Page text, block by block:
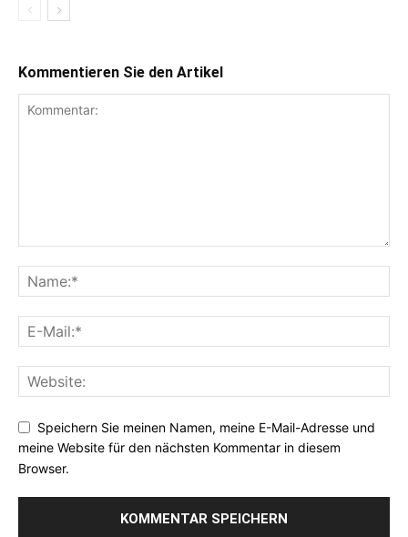
Kommentieren Sie den Artikel
Speichern Sie meinen Namen, meine E-Mail-Adresse und
meine Website für den nächsten Kommentar in diesem
Browser.